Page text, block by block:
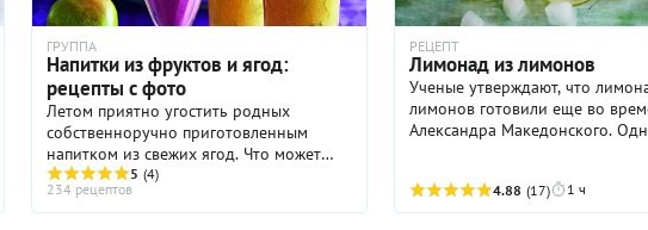
ГРУППА
Напитки из фруктов и ягод:
рецепты с фото
Летом приятно угостить родных
собственноручно приготовленным
напитком из свежих ягод. Что может
быть лучше натурального ягодного
сока? Да и не только сока — из летних
ягод можно сделать компот и морс, ...
5 (4)
234 рецептов
РЕЦЕПТ
Лимонад из лимонов
Ученые утверждают, что
лимонов готовили еще во
Александра Македонского.
название появилось позже, в I ...
4.88 (17) 1 ч